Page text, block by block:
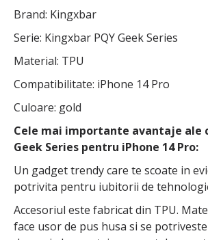
Brand: Kingxbar
Serie: Kingxbar PQY Geek Series
Material: TPU
Compatibilitate: iPhone 14 Pro
Culoare: gold
Cele mai importante avantaje ale
Geek Series pentru iPhone 14 Pro:
Un gadget trendy care te scoate in
potrivita pentru iubitorii de
Accesoriul este fabricat din TPU.
face usor de pus husa si se